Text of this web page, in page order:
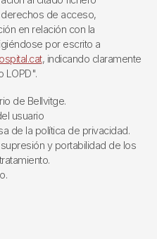
de acceso,
en relación con la
por escrito a
, indicando claramente
LOPD".
de Bellvitge.
usuario
de la política de privacidad.
y portabilidad de los